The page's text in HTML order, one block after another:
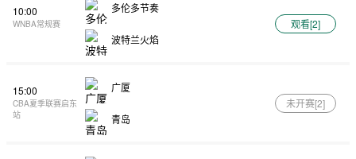
10:00
WNBA常规赛
多伦多节奏
波特兰火焰
观看[2]
15:00
CBA夏季联赛启东
站
广厦
青岛
未开赛[2]